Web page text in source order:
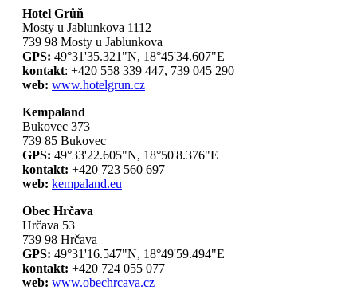
Hotel Grůň
Mosty u Jablunkova 1112
739 98 Mosty u Jablunkova
GPS: 49°31'35.321"N, 18°45'34.607"E
kontakt: +420 558 339 447, 739 045 290
web: www.hotelgrun.cz
Kempaland
Bukovec 373
739 85 Bukovec
GPS: 49°33'22.605"N, 18°50'8.376"E
kontakt: +420 723 560 697
web: kempaland.eu
Obec Hrčava
Hrčava 53
739 98 Hrčava
GPS: 49°31'16.547"N, 18°49'59.494"E
kontakt: +420 724 055 077
web: www.obechrcava.cz